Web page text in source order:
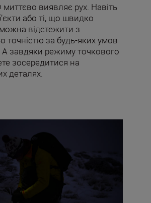
виявляє рух. Навіть
або ті, що швидко
відстежити з
точністю за будь-яких умов
А завдяки режиму точкового
зосередитися на
деталях.